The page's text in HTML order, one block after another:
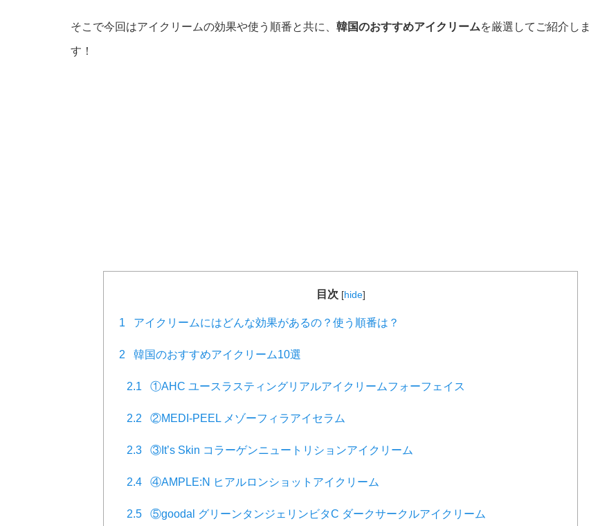
そこで今回はアイクリームの効果や使う順番と共に、 韓国のおすすめアイクリームを厳選してご紹介しま
す！
目次 [hide]
1 アイクリームにはどんな効果があるの？使う順番は？
2 韓国のおすすめアイクリーム10選
2.1 ①AHC ユースラスティングリアルアイクリームフォーフェイス
2.2 ②MEDI-PEEL メゾーフィラアイセラム
2.3 ③It’s Skin コラーゲンニュートリションアイクリーム
2.4 ④AMPLE:N ヒアルロンショットアイクリーム
2.5 ⑤goodal グリーンタンジェリンビタC ダークサークルアイクリーム